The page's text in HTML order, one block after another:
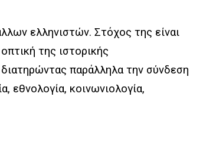
ελληνιστών. Στόχος της είναι
της ιστορικής
παράλληλα την σύνδεση
εθνολογία, κοινωνιολογία,